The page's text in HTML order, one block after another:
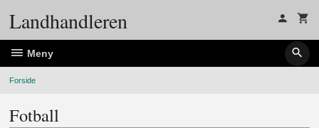
Landhandleren
Meny
Forside
Fotball